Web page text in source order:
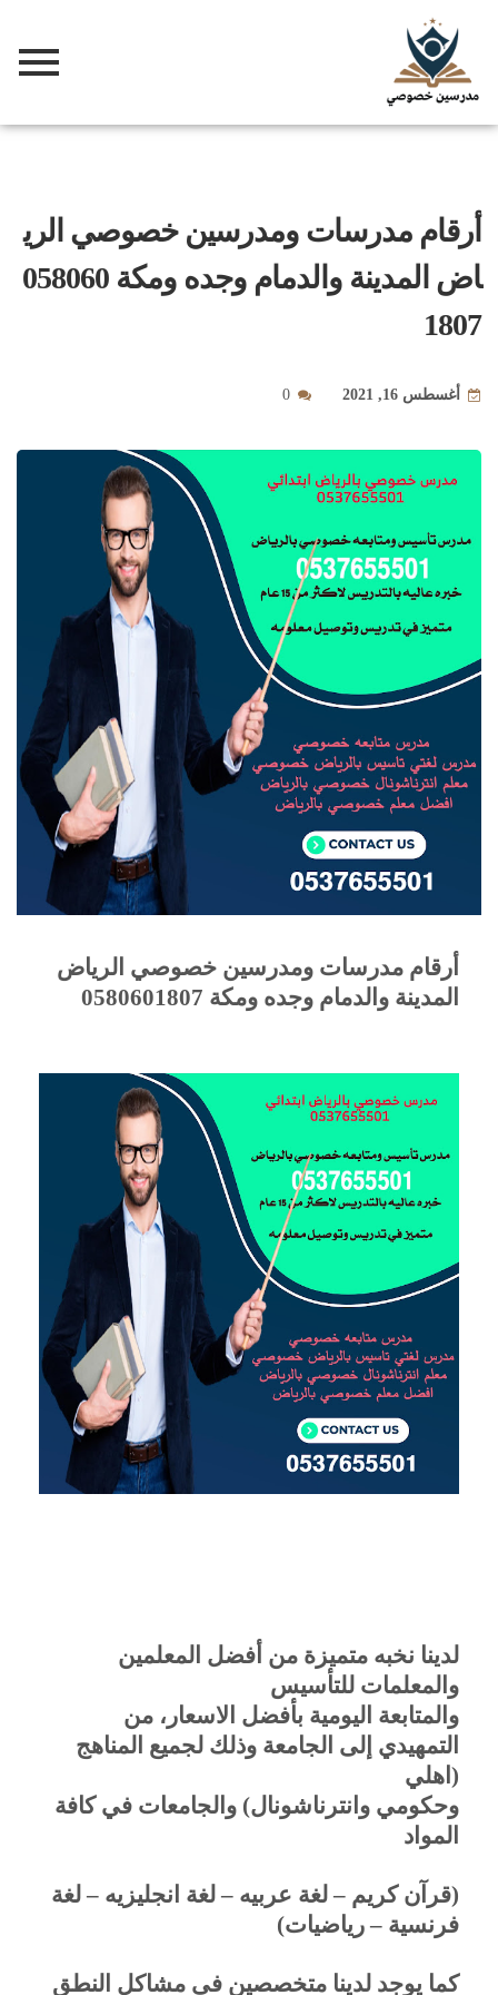
أرقام مدرسات ومدرسين خصوصي الري
اض المدينة والدمام وجده ومكة 058060
1807
أغسطس 16, 2021
أرقام مدرسات ومدرسين خصوصي الرياض
المدينة والدمام وجده ومكة 0580601807
لدينا نخبه متميزة من أفضل المعلمين
والمعلمات للتأسيس
والمتابعة اليومية بأفضل الاسعار، من
التمهيدي إلى الجامعة وذلك لجميع المناهج
(اهلي
وحكومي وانترناشونال) والجامعات في كافة
المواد
(قرآن كريم – لغة عربيه – لغة انجليزيه – لغة
فرنسية – رياضيات)
كما يوجد لدينا متخصصين فى مشاكل النطق